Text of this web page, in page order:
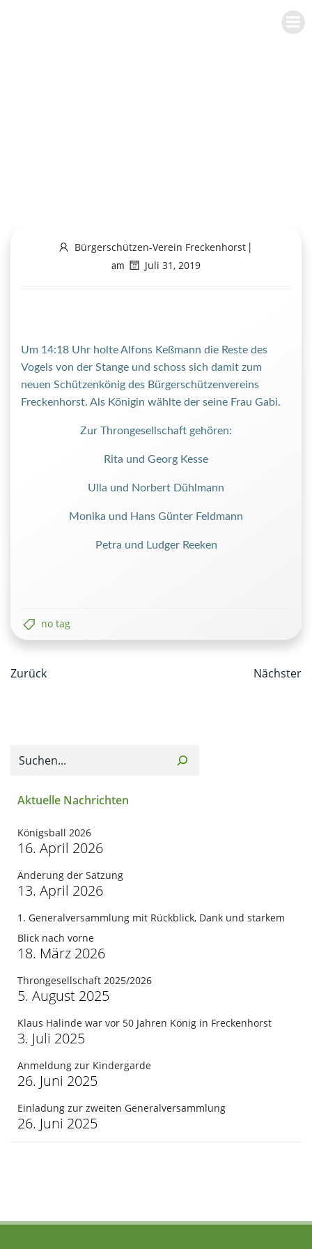
Bürgerschützen-Verein Freckenhorst
am
Juli 31, 2019
Um 14:18 Uhr holte Alfons Keßmann die Reste des
Vogels von der Stange und schoss sich damit zum
neuen Schützenkönig des Bürgerschützenvereins
Freckenhorst. Als Königin wählte der seine Frau Gabi.
Zur Throngesellschaft gehören:
Rita und Georg Kesse
Ulla und Norbert Dühlmann
Monika und Hans Günter Feldmann
Petra und Ludger Reeken
no tag
Post
Zurück
Post
Nächster
Aktuelle Nachrichten
Königsball 2026
16. April 2026
Änderung der Satzung
13. April 2026
1. Generalversammlung mit Rückblick, Dank und starkem
Blick nach vorne
18. März 2026
Throngesellschaft 2025/2026
5. August 2025
Klaus Halinde war vor 50 Jahren König in Freckenhorst
3. Juli 2025
Anmeldung zur Kindergarde
26. Juni 2025
Einladung zur zweiten Generalversammlung
26. Juni 2025